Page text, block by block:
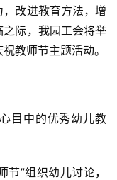
改进教育方法，增
际，我园工会将举
教师节主题活动。
目中的优秀幼儿教
”组织幼儿讨论，